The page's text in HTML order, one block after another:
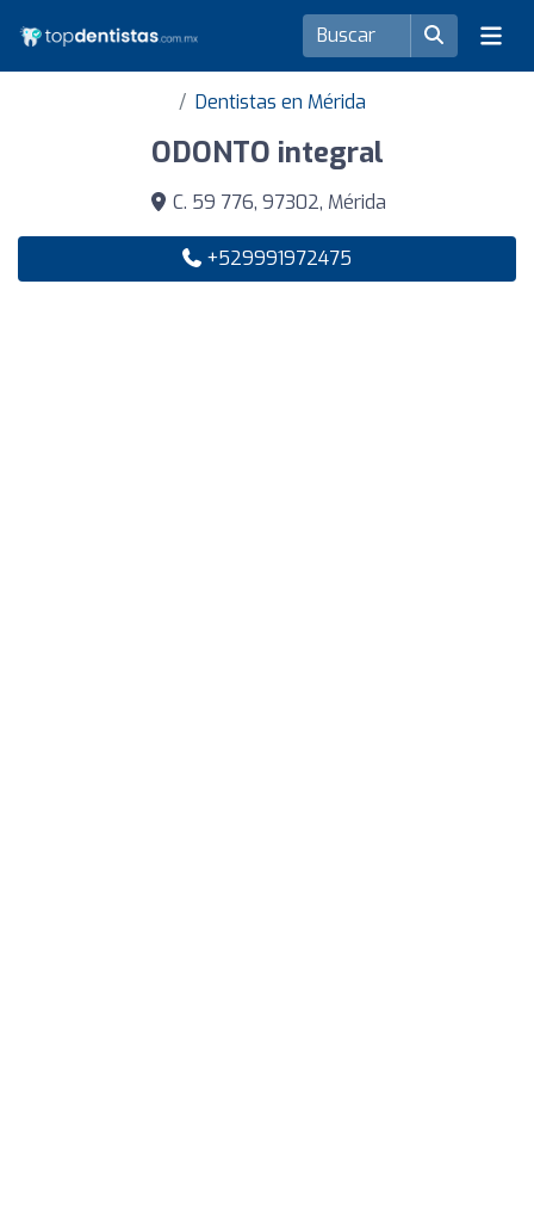
Dentistas en Mérida
ODONTO integral
C. 59 776, 97302, Mérida
+529991972475